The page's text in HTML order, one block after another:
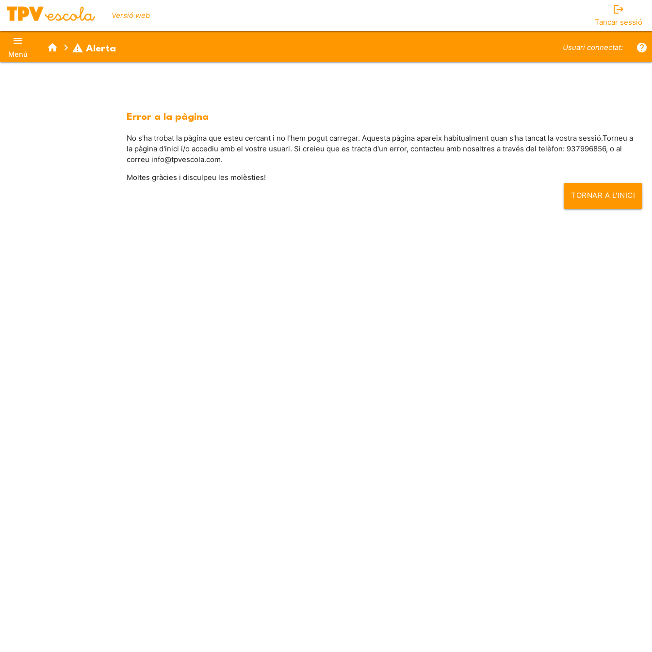
Versió web
logout
Tancar sessió
menu
Menú
home chevron_right warning Alerta help
Usuari connectat:
Error a la pàgina
No s'ha trobat la pàgina que esteu cercant i no l'hem pogut carregar. Aquesta pàgina apareix habitualment quan s'ha tancat la vostra sessió.Torneu a
la pàgina d'inici i/o accediu amb el vostre usuari. Si creieu que es tracta d'un error, contacteu amb nosaltres a través del telèfon: 937996856, o al
correu info@tpvescola.com.
Moltes gràcies i disculpeu les molèsties!
TORNAR A L'INICI